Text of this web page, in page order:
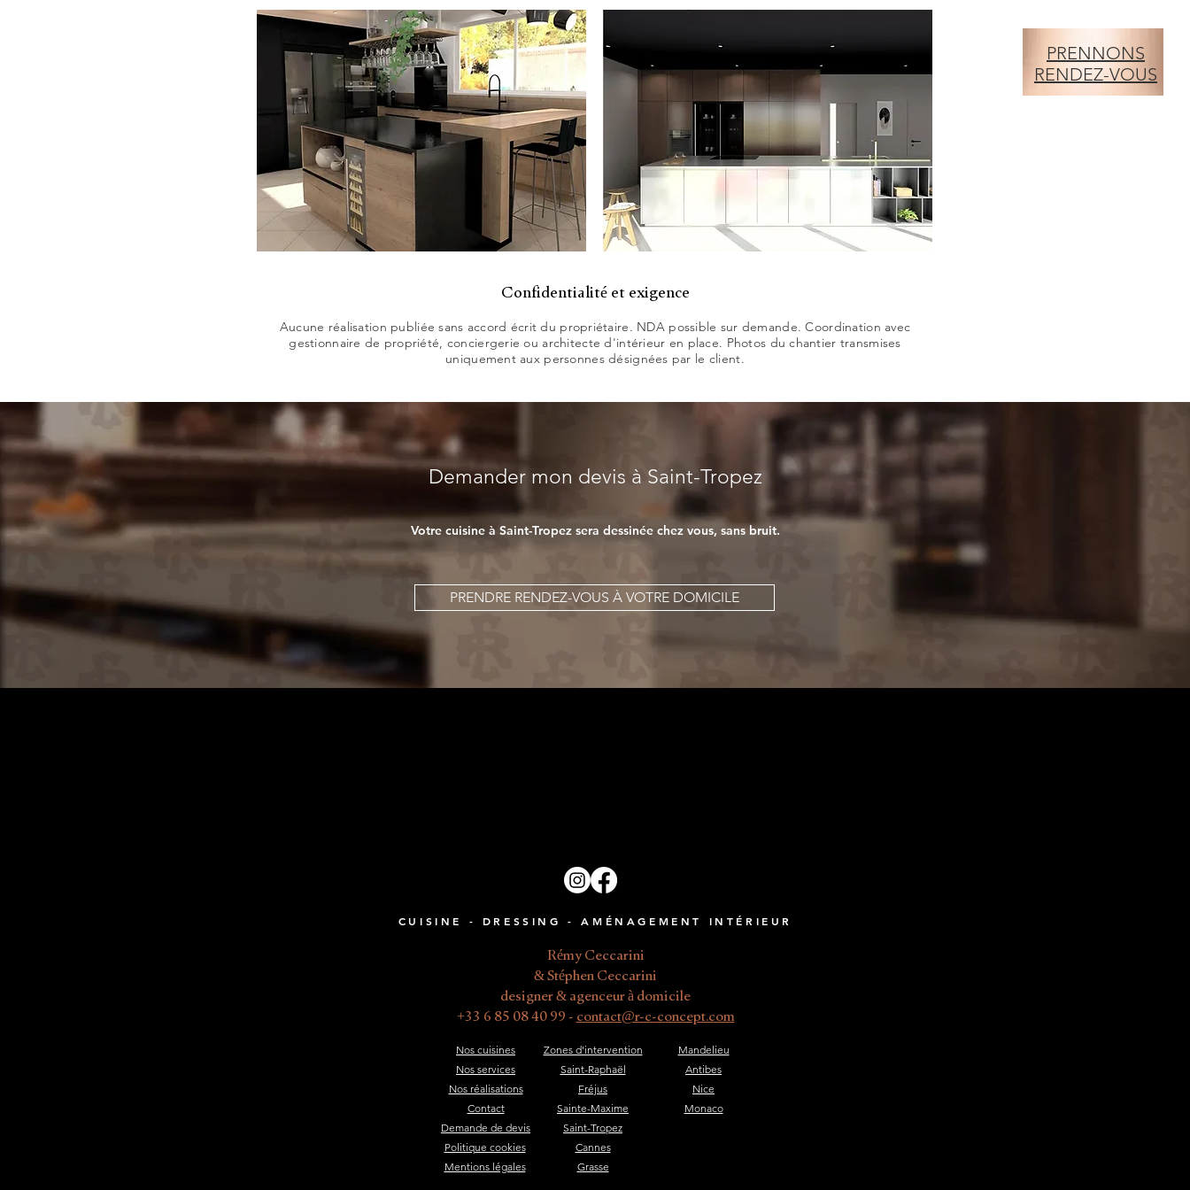
PRENNONS
RENDEZ-VOUS
Confidentialité et exigence
Aucune réalisation publiée sans accord écrit du propriétaire. NDA possible sur demande. Coordination avec
gestionnaire de propriété, conciergerie ou architecte d'intérieur en place. Photos du chantier transmises
uniquement aux personnes désignées par le client.
Demander mon devis à Saint-Tropez
Votre cuisine à Saint-Tropez sera dessinée chez vous, sans bruit.
PRENDRE RENDEZ-VOUS À VOTRE DOMICILE
CUISINE - DRESSING - AMÉNAGEMENT INTÉRIEUR
Rémy Ceccarini
& Stéphen Ceccarini
designer & agenceur à domicile
+33 6 85 08 40 99 - contact@r-c-concept.com
Nos cuisines
Nos services
Nos réalisations
Contact
Demande de devis
Politique cookies
Mentions légales
Zones d'intervention
Saint-Raphaël
Fréjus
Sainte-Maxime
Saint-Tropez
Cannes
Grasse
Mandelieu
Antibes​
Nice
Monaco